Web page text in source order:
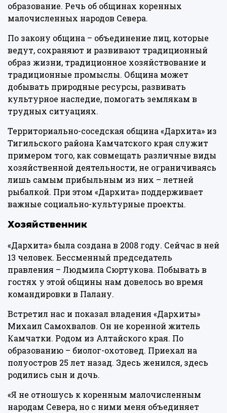
образование. Речь об общинах коренных
малочисленных народов Севера.
По закону община – объединение лиц, которые
ведут, сохраняют и развивают традиционный
образ жизни, традиционное хозяйствование и
традиционные промыслы. Община может
добывать природные ресурсы, развивать
культурное наследие, помогать землякам в
трудных ситуациях.
Территориально-соседская община «Дархита» из
Тигильского района Камчатского края служит
примером того, как совмещать различные виды
хозяйственной деятельности, не ограничиваясь
лишь самым прибыльным из них – летней
рыбалкой. При этом «Дархита» поддерживает
важные социально-культурные проекты.
Хозяйственник
«Дархита» была создана в 2008 году. Сейчас в ней
13 человек. Бессменный председатель
правления – Людмила Сюртукова. Побывать в
гостях у этой общины нам довелось во время
командировки в Палану.
Встретил нас и показал владения «Дархиты»
Михаил Самохвалов. Он не коренной житель
Камчатки. Родом из Алтайского края. По
образованию – биолог-охотовед. Приехал на
полуостров 25 лет назад. Здесь женился, здесь
родились сын и дочь.
«Я не отношусь к коренным малочисленным
народам Севера, но с ними меня объединяет